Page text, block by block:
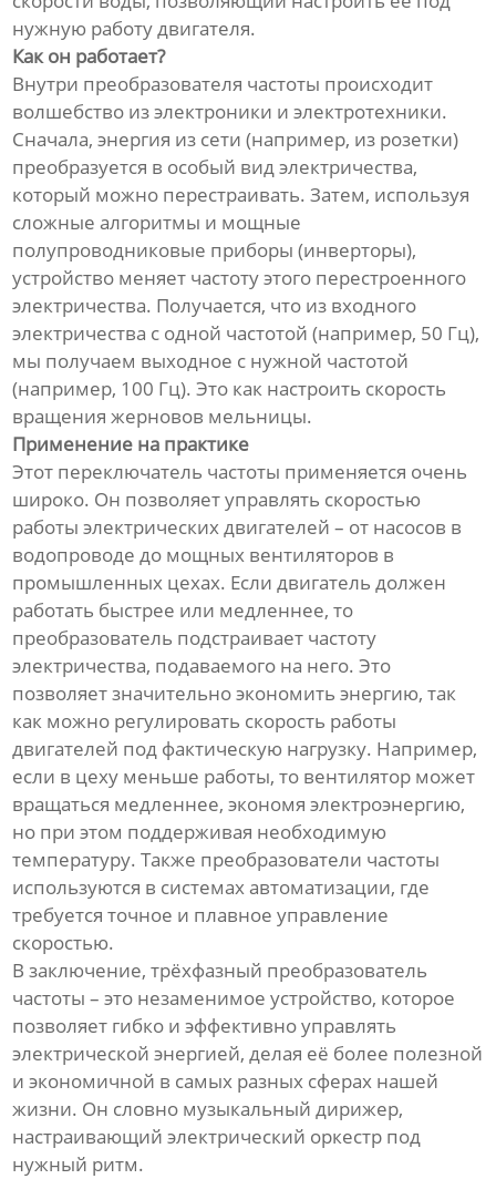
нужную работу двигателя.
Как он работает?
Внутри преобразователя частоты происходит
волшебство из электроники и электротехники.
Сначала, энергия из сети (например, из розетки)
преобразуется в особый вид электричества,
который можно перестраивать. Затем, используя
сложные алгоритмы и мощные
полупроводниковые приборы (инверторы),
устройство меняет частоту этого перестроенного
электричества. Получается, что из входного
электричества с одной частотой (например, 50 Гц),
мы получаем выходное с нужной частотой
(например, 100 Гц). Это как настроить скорость
вращения жерновов мельницы.
Применение на практике
Этот переключатель частоты применяется очень
широко. Он позволяет управлять скоростью
работы электрических двигателей – от насосов в
водопроводе до мощных вентиляторов в
промышленных цехах. Если двигатель должен
работать быстрее или медленнее, то
преобразователь подстраивает частоту
электричества, подаваемого на него. Это
позволяет значительно экономить энергию, так
как можно регулировать скорость работы
двигателей под фактическую нагрузку. Например,
если в цеху меньше работы, то вентилятор может
вращаться медленнее, экономя электроэнергию,
но при этом поддерживая необходимую
температуру. Также преобразователи частоты
используются в системах автоматизации, где
требуется точное и плавное управление
скоростью.
В заключение, трёхфазный преобразователь
частоты – это незаменимое устройство, которое
позволяет гибко и эффективно управлять
электрической энергией, делая её более полезной
и экономичной в самых разных сферах нашей
жизни. Он словно музыкальный дирижер,
настраивающий электрический оркестр под
нужный ритм.